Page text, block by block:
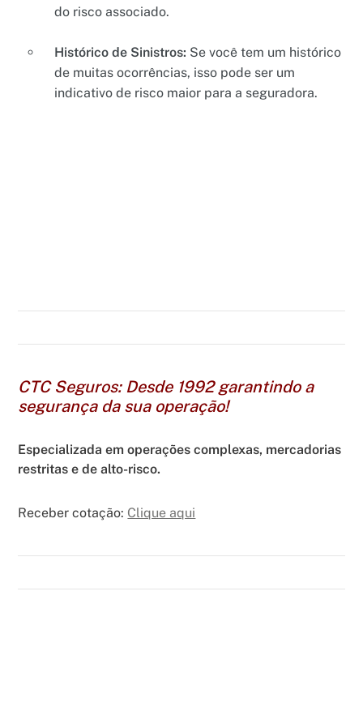
do risco associado.
Histórico de Sinistros: Se você tem um histórico
de muitas ocorrências, isso pode ser um
indicativo de risco maior para a seguradora.
CTC Seguros: Desde 1992 garantindo a
segurança da sua operação!
Especializada em operações complexas, mercadorias
restritas e de alto-risco.
Receber cotação: Clique aqui